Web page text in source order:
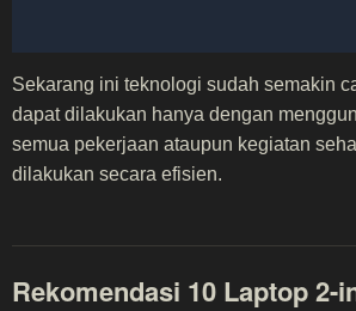
Sekarang ini teknologi sudah semakin
dapat dilakukan hanya dengan
semua pekerjaan ataupun kegiatan
dilakukan secara efisien.
Rekomendasi 10 Laptop 2-